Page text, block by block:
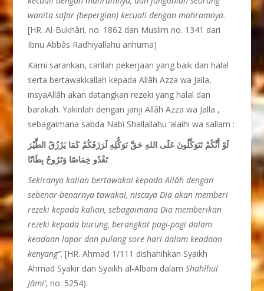
wanita safar (bepergian) kecuali dengan mahramnya.
[HR. Al-Bukhâri, no. 1862 dan Muslim no. 1341 dari
Ibnu Abbâs Radhiyallahu anhuma]
Kami sarankan, carilah pekerjaan yang baik dan halal
serta bertawakkallah kepada Allâh Azza wa Jalla,
insyaAllâh akan datangkan rezeki yang halal dan
barakah. Yakinlah dengan janji Allâh Azza wa Jalla ,
sebagaimana sabda Nabi Shallallahu ‘alaihi wa sallam :
لَوْ أَنَّكُمْ تَتَوَكَّلُونَ عَلَى اللهِ حَقَّ تَوَكُّلِهِ لَرَزَقَكُمْ كَمَا يَرْزُقُ الطَّيْرَ
تَغْدُو خِمَاصًا وَتَرُوحُ بِطَانًا
Sekiranya kalian bertawakal kepada Allâh dengan
sebenar-benarnya tawakal, niscaya Dia akan memberi
rezeki kepada kalian, sebagaimana Dia memberikan
rezeki kepada burung, berangkat pagi-pagi dalam
keadaan lapar dan pulang sore hari dalam keadaan
kenyang”. [HR. Ahmad 1/111 dishahihkan Syaikh
Ahmad Syakir dan Syaikh al-Albani dalamShahîhul
Jâmi’, no. 5254).